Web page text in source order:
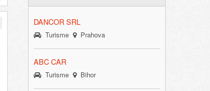
DANCOR SRL
Turisme Prahova
ABC CAR
Turisme Bihor